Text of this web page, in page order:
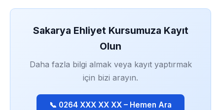
Sakarya Ehliyet Kursumuza Kayıt
Olun
Daha fazla bilgi almak veya kayıt yaptırmak
için bizi arayın.
📞 0264 XXX XX XX – Hemen Ara